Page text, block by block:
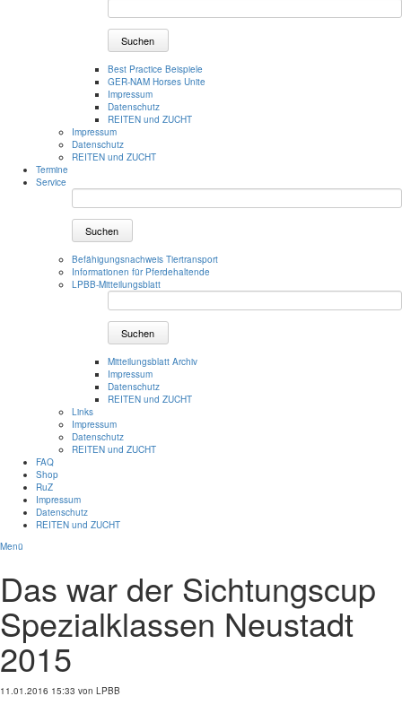
Suchen
Best Practice Beispiele
GER-NAM Horses Unite
Impressum
Datenschutz
REITEN und ZUCHT
Impressum
Datenschutz
REITEN und ZUCHT
Termine
Service
Suchen
Befähigungsnachweis Tiertransport
Informationen für Pferdehaltende
LPBB-Mitteilungsblatt
Suchen
Mitteilungsblatt Archiv
Impressum
Datenschutz
REITEN und ZUCHT
Links
Impressum
Datenschutz
REITEN und ZUCHT
FAQ
Shop
RuZ
Impressum
Datenschutz
REITEN und ZUCHT
Menü
Das war der Sichtungscup
Spezialklassen Neustadt
2015
11.01.2016 15:33 von LPBB